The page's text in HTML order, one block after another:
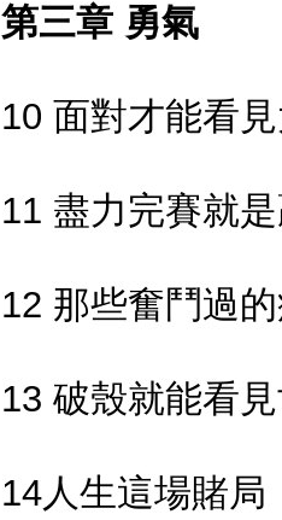
第三章 勇氣
10 面對才能看
11 盡力完賽就
12 那些奮鬥過
13 破殼就能看
14人生這場賭局